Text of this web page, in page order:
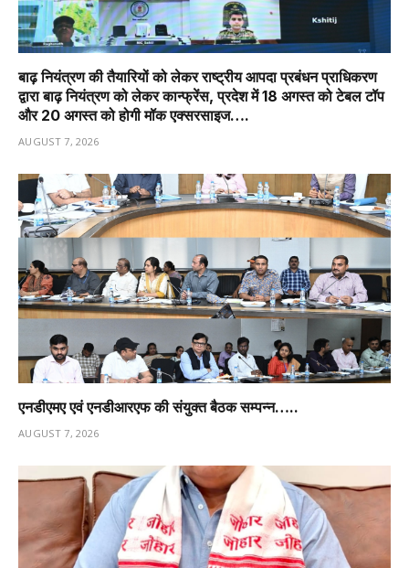
बाढ़ नियंत्रण की तैयारियों को लेकर राष्ट्रीय आपदा प्रबंधन प्राधिकरण
द्वारा बाढ़ नियंत्रण को लेकर कान्फ्रेंस, प्रदेश में 18 अगस्त को टेबल टॉप
और 20 अगस्त को होगी मॉक एक्सरसाइज….
AUGUST 7, 2026
एनडीएमए एवं एनडीआरएफ की संयुक्त बैठक सम्पन्न…..
AUGUST 7, 2026